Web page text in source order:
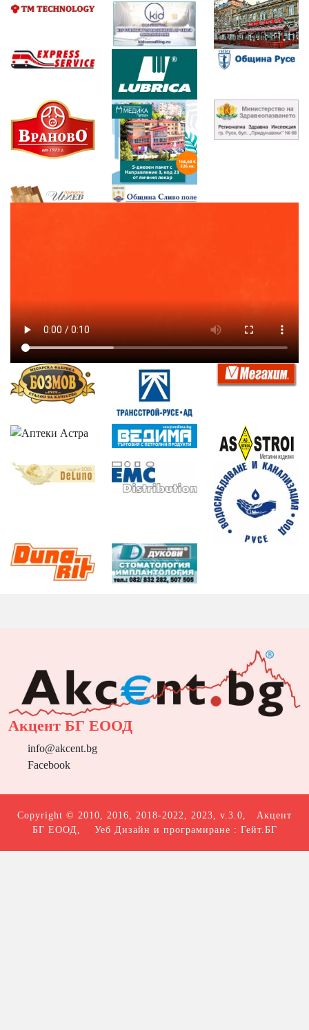
Акцент БГ ЕООД
info@akcent.bg
Facebook
Copyright © 2010, 2016, 2018-2022, 2023, v.3.0, Акцент
БГ ЕООД , Уеб Дизайн и програмиране : Гейт.БГ